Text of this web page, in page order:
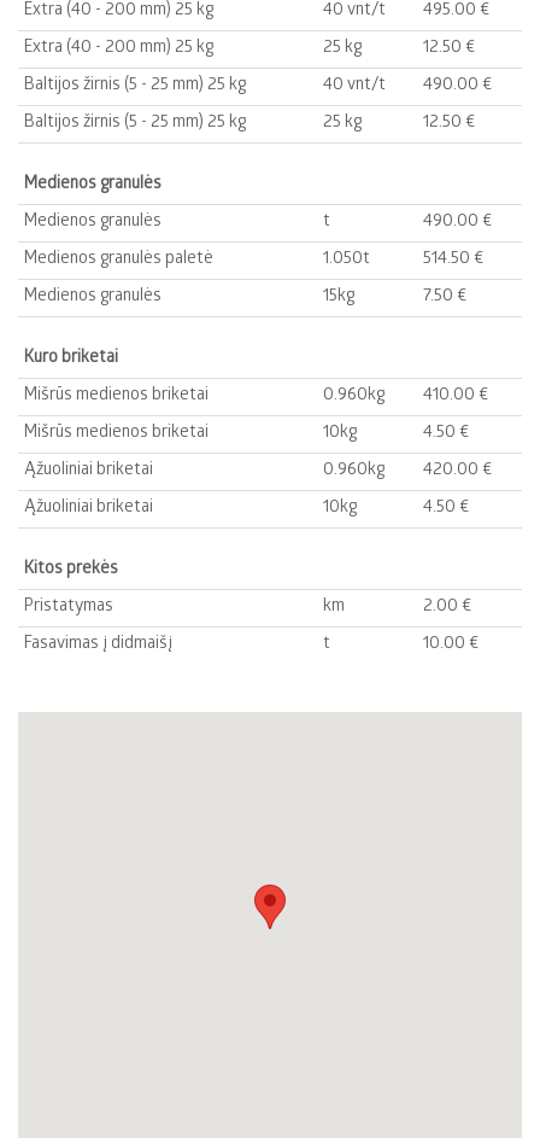
Extra (40 - 200 mm) 25 kg
40 vnt/t
495.00 €‎
Extra (40 - 200 mm) 25 kg
25 kg
12.50 €‎
Baltijos žirnis (5 - 25 mm) 25 kg
40 vnt/t
490.00 €‎
Baltijos žirnis (5 - 25 mm) 25 kg
25 kg 12.50 €‎
Medienos granulės
Medienos granulės
t
490.00 €‎
Medienos granulės paletė
1.050t
514.50 €‎
Medienos granulės
15kg 7.50 €‎
Kuro briketai
Mišrūs medienos briketai
0.960kg
410.00 €‎
Mišrūs medienos briketai
10kg
4.50 €‎
Ąžuoliniai briketai
0.960kg
420.00 €‎
Ąžuoliniai briketai
10kg 4.50 €‎
Kitos prekės
Pristatymas
km
2.00 €‎
Fasavimas į didmaišį
t 10.00 €‎